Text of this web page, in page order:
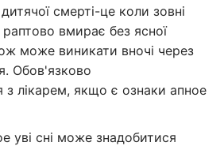
смерті-це коли зовні
вмирає без ясної
може виникати вночі через
Обов'язково
з лікарем, якщо є ознаки апное
уві сні може знадобитися